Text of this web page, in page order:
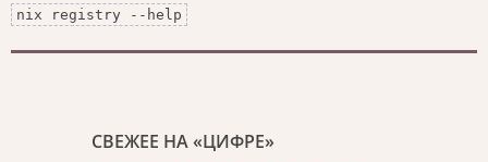
nix registry --help
СВЕЖЕЕ НА «ЦИФРЕ»